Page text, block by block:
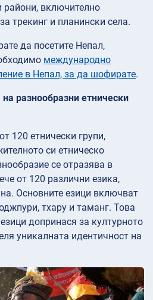
райони, включително
трекинг и планински села.
да посетите Непал,
международно
в Непал, за да шофирате.
разнообразни етнически
120 етнически групи,
си етническо
се отразява в
от 120 различни езика,
Основните езици включват
тхару и таманг. Това
допринася за културното
уникалната идентичност на